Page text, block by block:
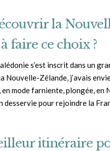
la
faire ce choix ?
s’est inscrit dans un
Nouvelle-Zélande, j’avais
mode farniente, plongée,
pour rejoindre la
itinéraire